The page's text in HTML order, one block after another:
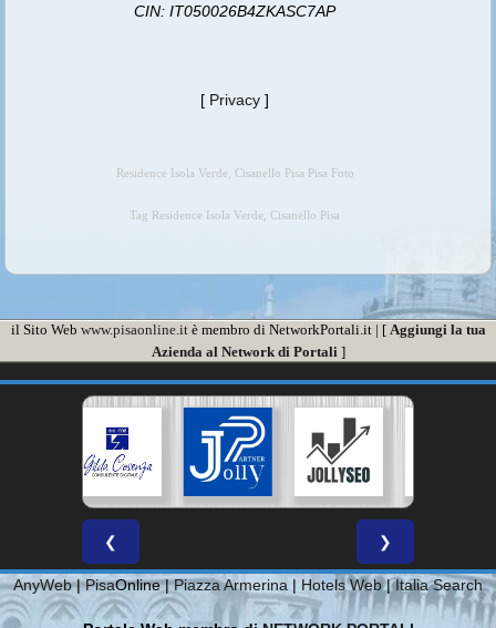
CIN: IT050026B4ZKASC7AP
[ Privacy ]
Residence Isola Verde, Cisanello Pisa Pisa Foto
Tag Residence Isola Verde, Cisanello Pisa
il Sito Web www.pisaonline.itè membro di NetworkPortali.it | [ Aggiungi la tua
Azienda al Network di Portali ]
❮ ❯
AnyWeb|PisaOnline |Piazza Armerina | Hotels Web|Italia Search